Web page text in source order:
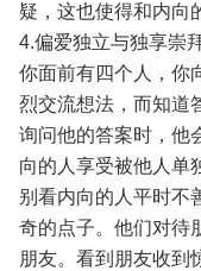
疑，这也使得和内向
4.偏爱独立与独享崇
你面前有四个人，你
烈交流想法，而知道
询问他的答案时，他
向的人享受被他人单
别看内向的人平时不
奇的点子。他们对待
朋友。看到朋友收到